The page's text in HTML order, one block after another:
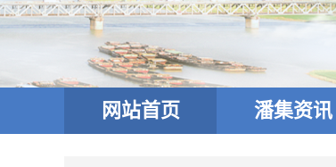
网站首页 潘集资讯